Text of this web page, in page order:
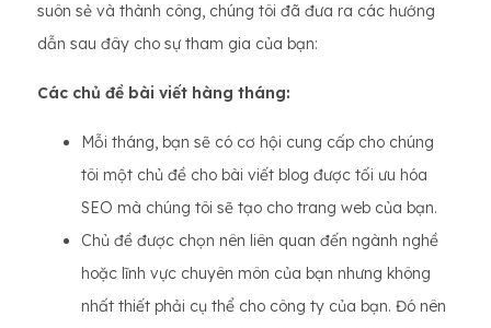
suôn sẻ và thành công, chúng tôi đã đưa ra các hướng
dẫn sau đây cho sự tham gia của bạn:
Các chủ đề bài viết hàng tháng:
Mỗi tháng, bạn sẽ có cơ hội cung cấp cho chúng
tôi một chủ đề cho bài viết blog được tối ưu hóa
SEO mà chúng tôi sẽ tạo cho trang web của bạn.
Chủ đề được chọn nên liên quan đến ngành nghề
hoặc lĩnh vực chuyên môn của bạn nhưng không
nhất thiết phải cụ thể cho công ty của bạn. Đó nên